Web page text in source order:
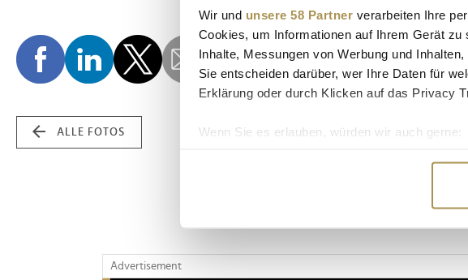
Wir und unsere 58 Partner verarbeiten Ihre
Cookies, um Informationen auf Ihrem Gerät
Inhalte, Messungen von Werbung und
Sie entscheiden darüber, wer Ihre Daten für
Erklärung oder durch Klicken auf das Privacy
Wenn Sie es erlauben, würden wir auch gerne:
Erfahren Sie mehr darüber, wie Ihre
Wir verwenden Cookies, um Inhalte und
ALLE FOTOS
Advertisement